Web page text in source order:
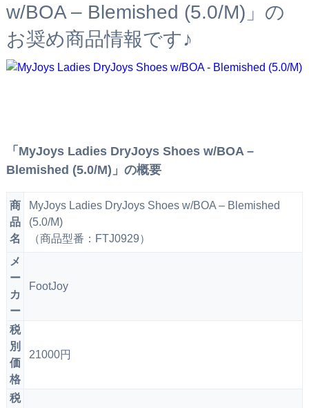
w/BOA – Blemished (5.0/M)」の
お奨め商品情報です♪
「MyJoys Ladies DryJoys Shoes w/BOA –
Blemished (5.0/M)」の概要
商
品
名
MyJoys Ladies DryJoys Shoes w/BOA – Blemished
(5.0/M)
（商品型番：FTJ0929）
メ
ー
カ
ー
FootJoy
税
別
価
格
21000円
税